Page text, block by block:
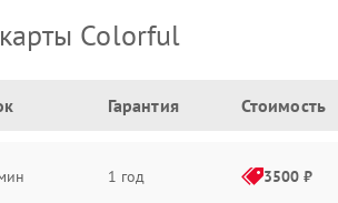
Colorful
Гарантия Стоимость
1 год 3500 ₽